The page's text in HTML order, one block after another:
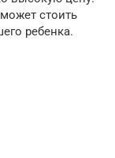
стоить
ребенка.